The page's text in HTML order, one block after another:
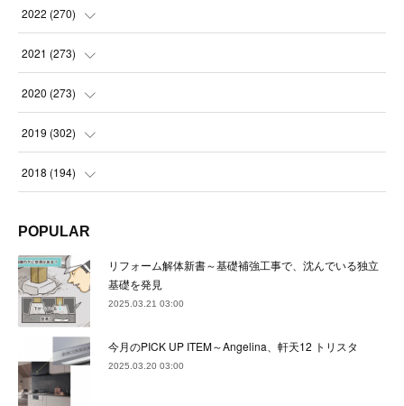
(21
(22
(23
(22
(24)
22)
(22)
(22)
(25
(22
(23
(23
(21
(23 )
(24
(21
(24)
(21
2022 (270)
(23
(23
(22
(23
(22 )
(23
(23
(22)
(24
2021 (273)
(24
(23
(22
(23)
(23
(22)
(23
2020 (273)
(24
(22
(22)
(24
(24)
(23
2019 (302)
(23
(22)
(21)
(27)
(22
2018 (194)
(17)
(32)
(36)
(30
POPULAR
リフォーム解体新書～基礎補強工事で、沈んでいる独立
基礎を発見
2025.03.21 03:00
今月のPICK UP ITEM～Angelina、軒天12 トリスタ
2025.03.20 03:00